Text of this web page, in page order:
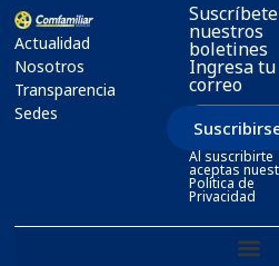
Actualidad
Nosotros
Transparencia
Sedes
nuestros
boletines
Ingresa tu
correo
Al suscribirte
aceptas
Política de
Privacidad